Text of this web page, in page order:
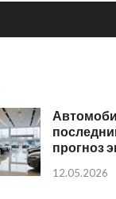
прогноз
12.05.2026